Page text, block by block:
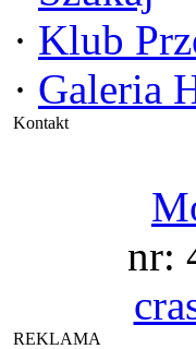
· Klub
· Galeria
Kontakt
nr:
REKLAMA